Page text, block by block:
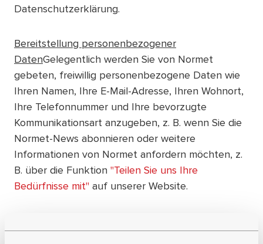
Datenschutzerklärung.
Bereitstellung personenbezogener
DatenGelegentlich werden Sie von Normet
gebeten, freiwillig personenbezogene Daten wie
Ihren Namen, Ihre E-Mail-Adresse, Ihren Wohnort,
Ihre Telefonnummer und Ihre bevorzugte
Kommunikationsart anzugeben, z. B. wenn Sie die
Normet-News abonnieren oder weitere
Informationen von Normet anfordern möchten, z.
B. über die Funktion "Teilen Sie uns Ihre
Bedürfnisse mit" auf unserer Website.